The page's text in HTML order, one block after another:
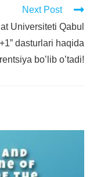
Next Post
Universiteti Qabul
dasturlari haqida
bo’lib o’tadi!